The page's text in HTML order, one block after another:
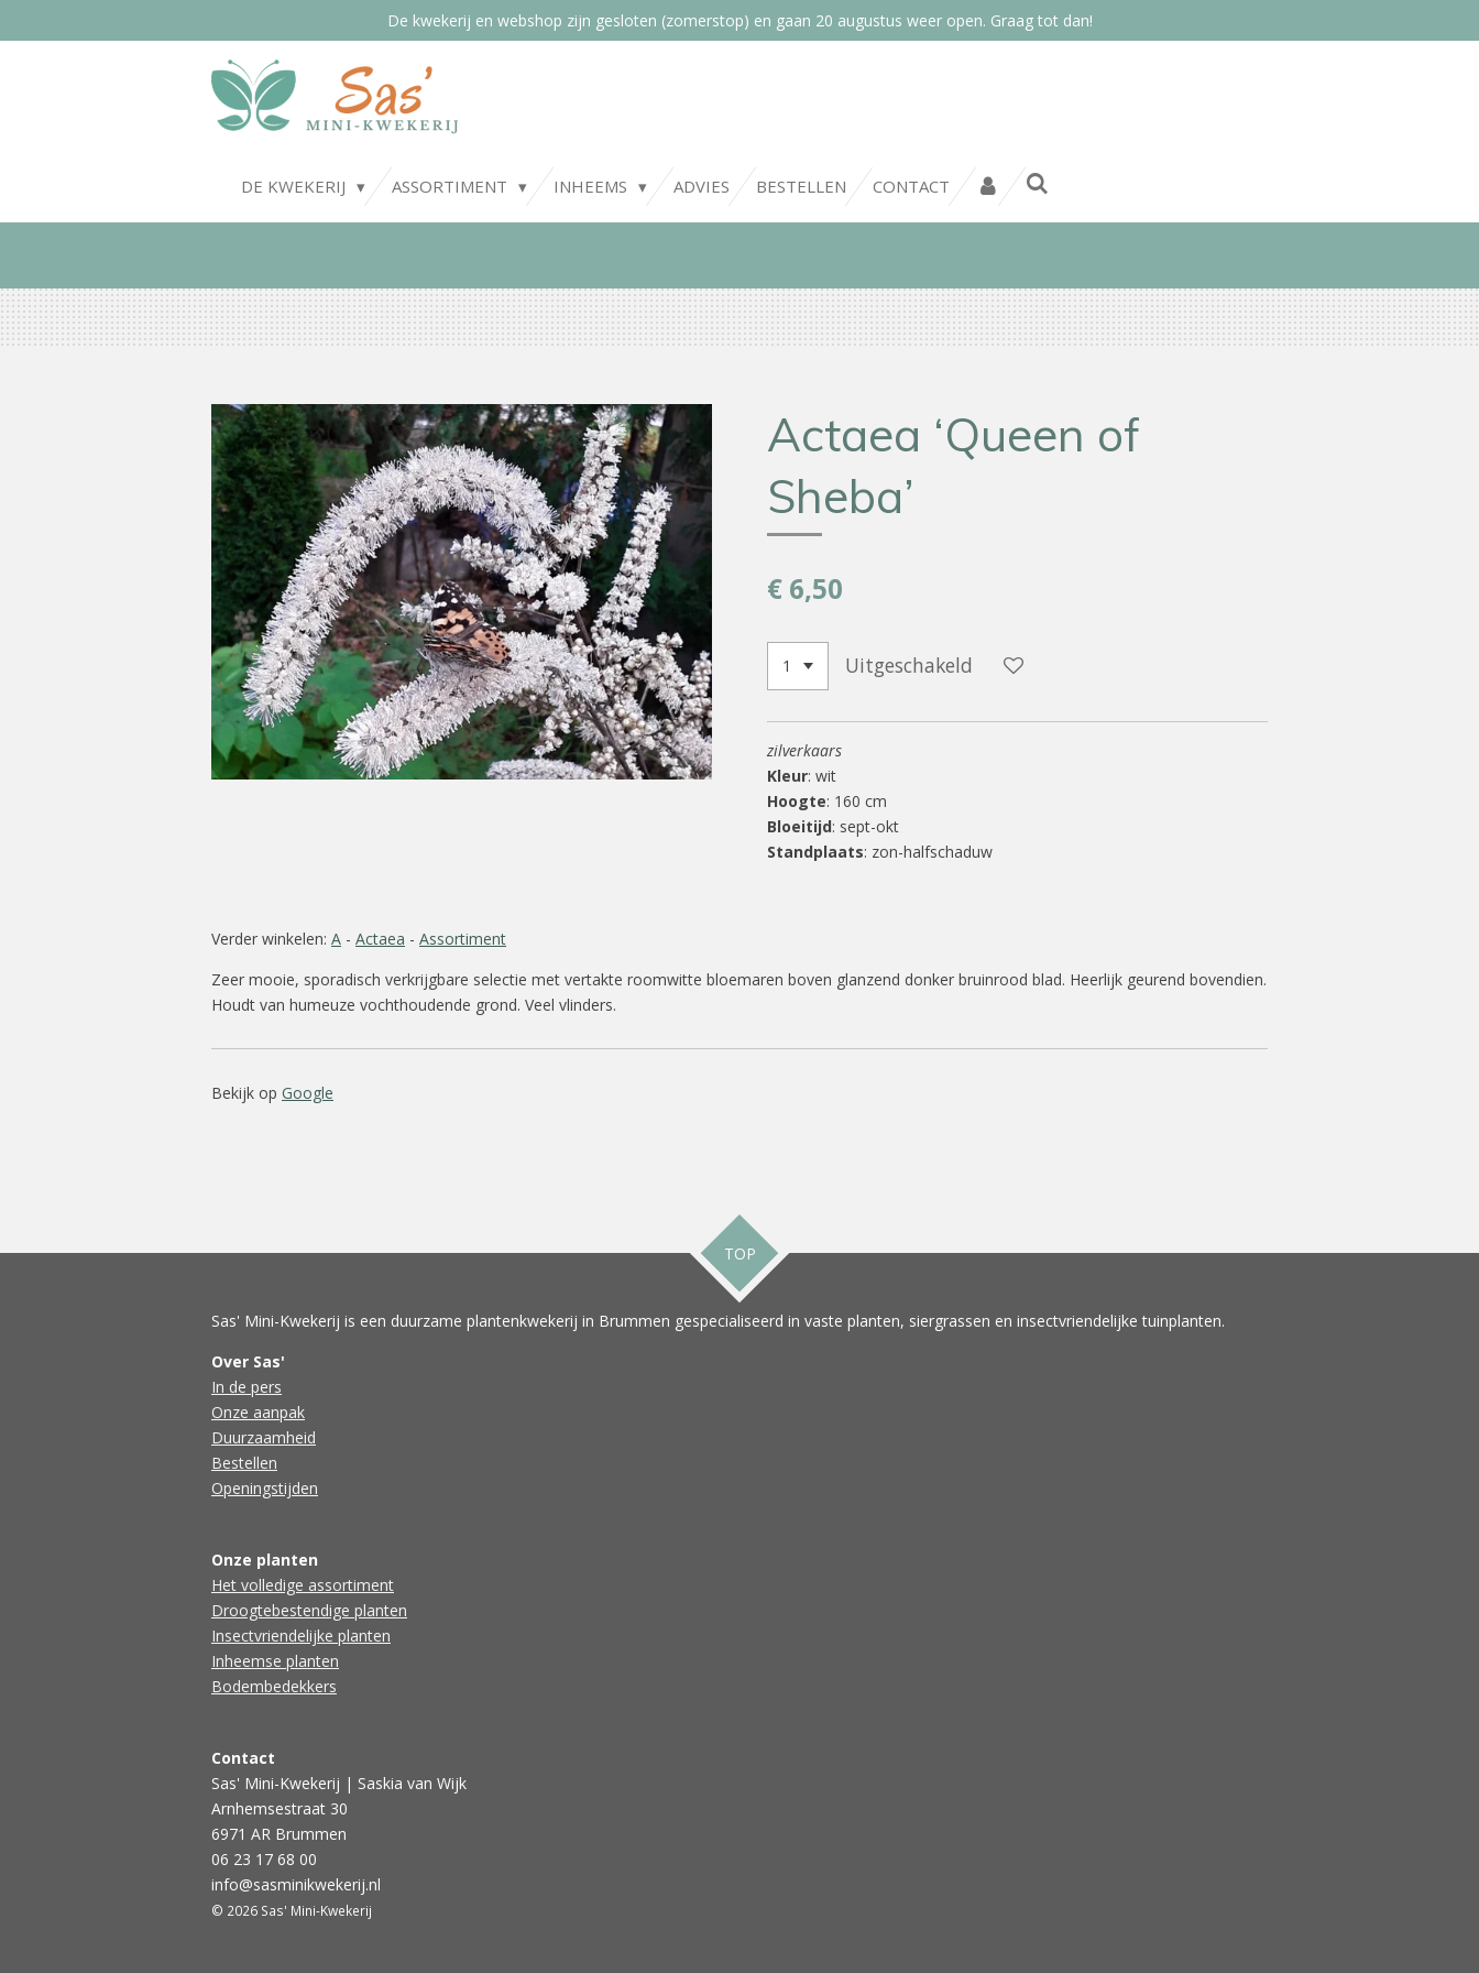
De kwekerij en webshop zijn gesloten (zomerstop) en gaan 20 augustus weer open. Graag tot dan!
DE KWEKERIJ ASSORTIMENT INHEEMS ADVIES BESTELLEN CONTACT
Actaea ‘Queen of
Sheba’
€ 6,50
Uitgeschakeld
zilverkaars
Kleur: wit
Hoogte: 160 cm
Bloeitijd: sept-okt
Standplaats: zon-halfschaduw
Verder winkelen: A - Actaea - Assortiment
Zeer mooie, sporadisch verkrijgbare selectie met vertakte roomwitte bloemaren boven glanzend donker bruinrood blad. Heerlijk geurend bovendien.
Houdt van humeuze vochthoudende grond. Veel vlinders.
Bekijk op Google
TOP
Sas' Mini-Kwekerij is een duurzame plantenkwekerij in Brummen gespecialiseerd in vaste planten, siergrassen en insectvriendelijke tuinplanten.
Over Sas'
In de pers
Onze aanpak
Duurzaamheid
Bestellen
Openingstijden
Onze planten
Het volledige assortiment
Droogtebestendige planten
Insectvriendelijke planten
Inheemse planten
Bodembedekkers
Contact
Sas' Mini-Kwekerij | Saskia van Wijk
Arnhemsestraat 30
6971 AR Brummen
06 23 17 68 00
info@sasminikwekerij.nl
© 2026 Sas' Mini-Kwekerij